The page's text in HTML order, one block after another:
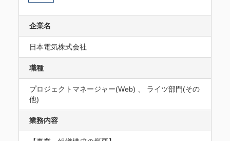
企業名
日本電気株式会社
職種
プロジェクトマネージャー(Web) 、 ライツ部門(その
他)
業務内容